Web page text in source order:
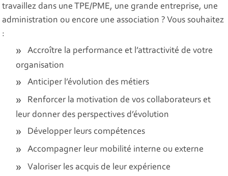
travaillez dans une TPE/PME, une grande entreprise, une
administration ou encore une association ? Vous souhaitez
:
Accroître la performance et l’attractivité de votre
organisation
Anticiper l’évolution des métiers
Renforcer la motivation de vos collaborateurs et
leur donner des perspectives d’évolution
Développer leurs compétences
Accompagner leur mobilité interne ou externe
Valoriser les acquis de leur expérience